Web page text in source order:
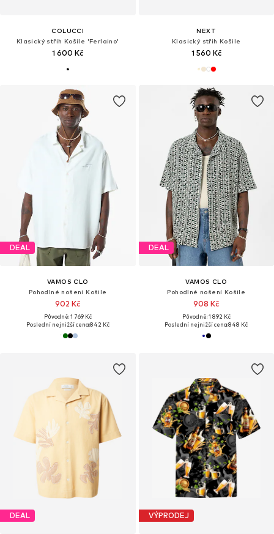
COLUCCI
Klasický střih Košile 'Ferlaino'
1 600 Kč
NEXT
Klasický střih Košile
1 560 Kč
DEAL
VAMOS CLO
Pohodlné nošení Košile
902 Kč
Původně: 1 769 Kč
Poslední nejnižší cena:842 Kč
DEAL
VAMOS CLO
Pohodlné nošení Košile
908 Kč
Původně: 1 892 Kč
Poslední nejnižší cena:848 Kč
DEAL VÝPRODEJ